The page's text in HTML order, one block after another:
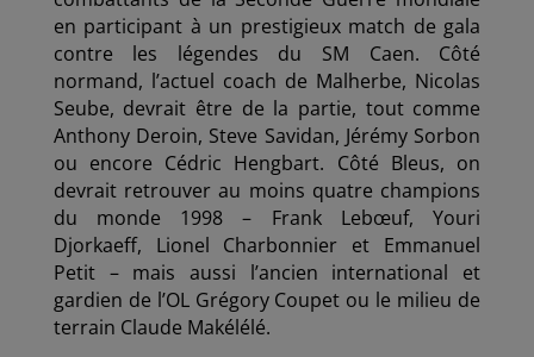
en participant à un prestigieux match de gala
contre les légendes du SM Caen. Côté
normand, l’actuel coach de Malherbe, Nicolas
Seube, devrait être de la partie, tout comme
Anthony Deroin, Steve Savidan, Jérémy Sorbon
ou encore Cédric Hengbart. Côté Bleus, on
devrait retrouver au moins quatre champions
du monde 1998 – Frank Lebœuf, Youri
Djorkaeff, Lionel Charbonnier et Emmanuel
Petit – mais aussi l’ancien international et
gardien de l’OL Grégory Coupet ou le milieu de
terrain Claude Makélélé.